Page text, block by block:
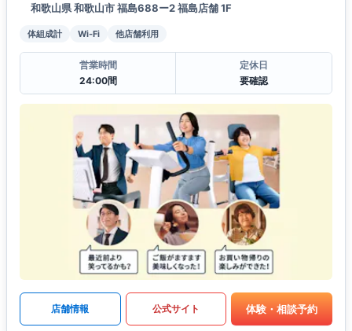
和歌山県 和歌山市 福島688ー2 福島店舗 1F
体組成計 Wi-Fi 他店舗利用
営業時間
24:00間
定休日
要確認
店舗情報 公式サイト 体験・相談予約